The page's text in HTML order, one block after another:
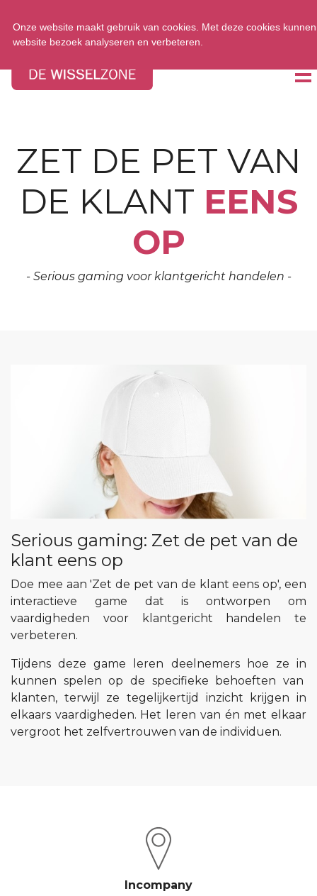
ZET DE PET VAN
DE KLANT EENS
OP
- Serious gaming voor klantgericht handelen -
Serious gaming: Zet de pet van de
klant eens op
Doe mee aan 'Zet de pet van de klant eens op', een
interactieve game dat is ontworpen om
vaardigheden voor klantgericht handelen te
verbeteren.
Tijdens deze game leren deelnemers hoe ze in
kunnen spelen op de specifieke behoeften van
klanten, terwijl ze tegelijkertijd inzicht krijgen in
elkaars vaardigheden. Het leren van én met elkaar
vergroot het zelfvertrouwen van de individuen.
Incompany
Onze website maakt gebruik van cookies. Met deze cookies
website bezoek analyseren en verbeteren.